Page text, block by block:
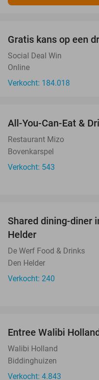
Gratis kans op een
Social Deal Win
Online
Verkocht: 184.018
All-You-Can-Eat &
Restaurant Mizo
Bovenkarspel
Verkocht: 543
Shared dining-diner
Helder
De Werf Food & Drinks
Den Helder
Verkocht: 240
Entree Walibi
Walibi Holland
Biddinghuizen
Verkocht: 4.843